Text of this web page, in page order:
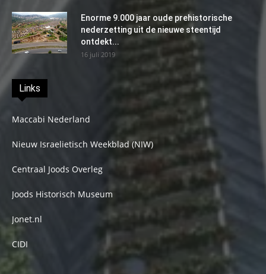
Enorme 9.000 jaar oude prehistorische
nederzetting uit de nieuwe steentijd
ontdekt...
16 juli 2019
Links
Maccabi Nederland
Nieuw Israelietisch Weekblad (NIW)
Centraal Joods Overleg
Joods Historisch Museum
Jonet.nl
CIDI